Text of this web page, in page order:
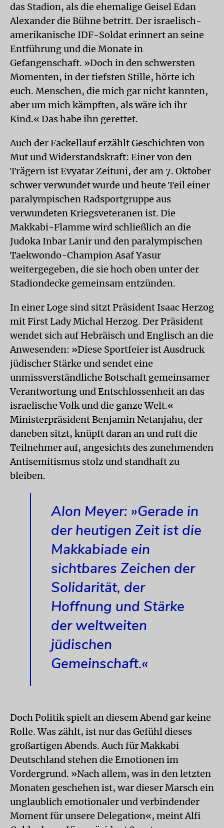
das Stadion, als die ehemalige Geisel Edan
Alexander die Bühne betritt. Der israelisch-
amerikanische IDF-Soldat erinnert an seine
Entführung und die Monate in
Gefangenschaft. »Doch in den schwersten
Momenten, in der tiefsten Stille, hörte ich
euch. Menschen, die mich gar nicht kannten,
aber um mich kämpften, als wäre ich ihr
Kind.« Das habe ihn gerettet.
Auch der Fackellauf erzählt Geschichten von
Mut und Widerstandskraft: Einer von den
Trägern ist Evyatar Zeituni, der am 7. Oktober
schwer verwundet wurde und heute Teil einer
paralympischen Radsportgruppe aus
verwundeten Kriegsveteranen ist. Die
Makkabi-Flamme wird schließlich an die
Judoka Inbar Lanir und den paralympischen
Taekwondo-Champion Asaf Yasur
weitergegeben, die sie hoch oben unter der
Stadiondecke gemeinsam entzünden.
In einer Loge sind sitzt Präsident Isaac Herzog
mit First Lady Michal Herzog. Der Präsident
wendet sich auf Hebräisch und Englisch an die
Anwesenden: »Diese Sportfeier ist Ausdruck
jüdischer Stärke und sendet eine
unmissverständliche Botschaft gemeinsamer
Verantwortung und Entschlossenheit an das
israelische Volk und die ganze Welt.«
Ministerpräsident Benjamin Netanjahu, der
daneben sitzt, knüpft daran an und ruft die
Teilnehmer auf, angesichts des zunehmenden
Antisemitismus stolz und standhaft zu
bleiben.
Alon Meyer: »Gerade in
der heutigen Zeit ist die
Makkabiade ein
sichtbares Zeichen der
Solidarität, der
Hoffnung und Stärke
der weltweiten
jüdischen
Gemeinschaft.«
Doch Politik spielt an diesem Abend gar keine
Rolle. Was zählt, ist nur das Gefühl dieses
großartigen Abends. Auch für Makkabi
Deutschland stehen die Emotionen im
Vordergrund. »Nach allem, was in den letzten
Monaten geschehen ist, war dieser Marsch ein
unglaublich emotionaler und verbindender
Moment für unsere Delegation«, meint Alfi